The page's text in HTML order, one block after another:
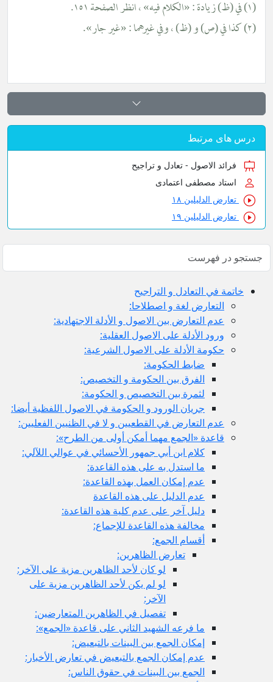
های مرتبط
فرائد الاصول - تعادل و تراجیح
استاد مصطفی اعتمادی
تعارض الدلیلین ۱۸
تعارض الدلیلین ۱۹
خاتمة في التعادل و التراجيح
التعارض لغة و اصطلاحا:
عدم التعارض بين الاصول و الأدلة الاجتهادية:
ورود الأدلة على الاصول العقلية:
حكومة الأدلة على الاصول الشرعية:
ضابط الحكومة:
الفرق بين الحكومة و التخصيص:
لثمرة بين التخصيص و الحكومة:
جريان الورود و الحكومة في الاصول اللفظية أيضا:
عدم التعارض في القطعيين و لا في الظنيين الفعليين:
قاعدة «الجمع مهما أمكن أولى من الطرح»:
كلام ابن أبي جمهور الأحسائي في عوالي اللآلي:
ما استدل به على هذه القاعدة:
عدم إمكان العمل بهذه القاعدة:
عدم الدليل على هذه القاعدة
دليل آخر على عدم كلية هذه القاعدة:
مخالفة هذه القاعدة للإجماع:
أقسام الجمع:
تعارض الظاهرين:
لو كان لأحد الظاهرين مزية على الآخر:
لو لم يكن لأحد الظاهرين مزية على
تفصيل في الظاهرين المتعارضين:
ما فرعه الشهيد الثاني على قاعدة «الجمع»:
إمكان الجمع بين البينات بالتبعيض:
عدم إمكان الجمع بالتبعيض في تعارض الأخبار:
الجمع بين البينات في حقوق الناس: